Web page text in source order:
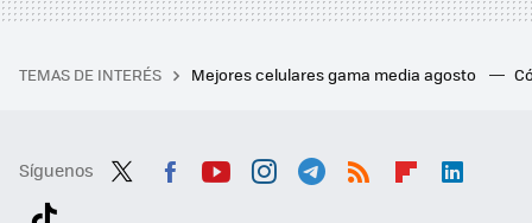
TEMAS DE INTERÉS Mejores celulares gama media agosto
Síguenos